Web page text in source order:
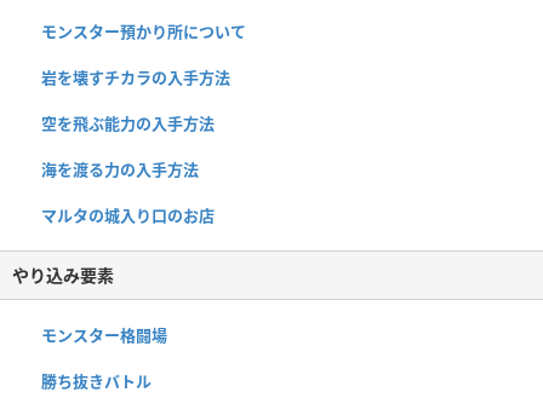
モンスター預かり所について
岩を壊すチカラの入手方法
空を飛ぶ能力の入手方法
海を渡る力の入手方法
マルタの城入り口のお店
やり込み要素
モンスター格闘場
勝ち抜きバトル